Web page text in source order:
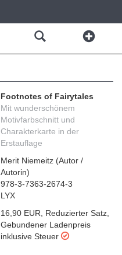
Footnotes of Fairytales
Mit wunderschönem
Motivfarbschnitt und
Charakterkarte in der
Erstauflage
Merit Niemeitz (Autor /
Autorin)
978-3-7363-2674-3
LYX
16,90 EUR
Reduzierter Satz
Gebundener Ladenpreis
inklusive Steuer